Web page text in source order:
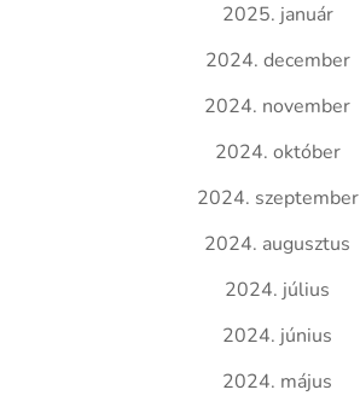
2025. január
2024. december
2024. november
2024. október
2024. szeptember
2024. augusztus
2024. július
2024. június
2024. május